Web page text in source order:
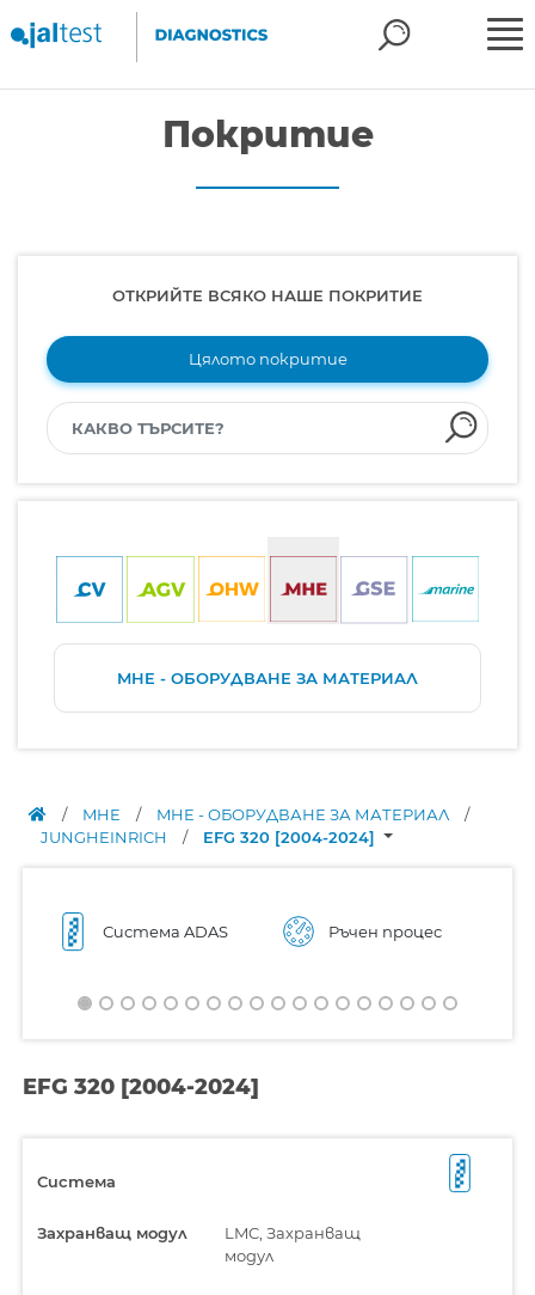
Покритие
ОТКРИЙТЕ ВСЯКО НАШЕ ПОКРИТИЕ
Цялото покритие
MHE - ОБОРУДВАНЕ ЗА МАТЕРИАЛ
/ MHE / MHE - ОБОРУДВАНЕ ЗА МАТЕРИАЛ
/
JUNGHEINRICH
/ EFG 320 [2004-2024]
Система ADAS Ръчен процес
EFG 320 [2004-2024]
Система
Захранващ модул
LMC, Захранващ
модул